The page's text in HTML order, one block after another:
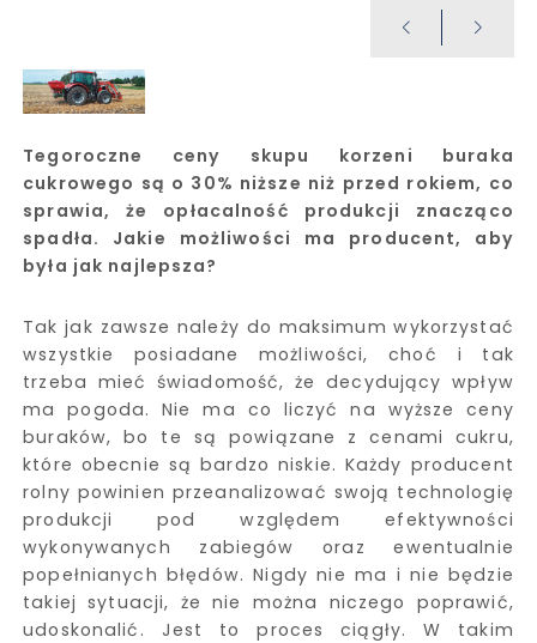
Tegoroczne ceny skupu korzeni buraka
cukrowego są o 30% niższe niż przed rokiem, co
sprawia, że opłacalność produkcji znacząco
spadła. Jakie możliwości ma producent, aby
była jak najlepsza?
Tak jak zawsze należy do maksimum wykorzystać
wszystkie posiadane możliwości, choć i tak
trzeba mieć świadomość, że decydujący wpływ
ma pogoda. Nie ma co liczyć na wyższe ceny
buraków, bo te są powiązane z cenami cukru,
które obecnie są bardzo niskie. Każdy producent
rolny powinien przeanalizować swoją technologię
produkcji pod względem efektywności
wykonywanych zabiegów oraz ewentualnie
popełnianych błędów. Nigdy nie ma i nie będzie
takiej sytuacji, że nie można niczego poprawić,
udoskonalić. Jest to proces ciągły. W takim